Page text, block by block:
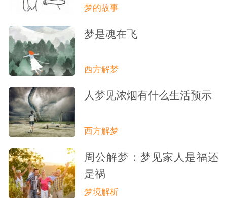
梦的故事
梦是魂在飞
西方解梦
人梦见浓烟有什么生活预示
西方解梦
周公解梦：梦见家人是福还
是祸
梦境解析